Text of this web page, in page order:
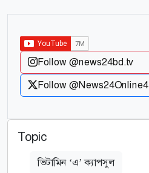
Follow @news24bd.tv
Follow @News24Online4
Topic
ভিটামিন ‘এ’ ক্যাপসুল